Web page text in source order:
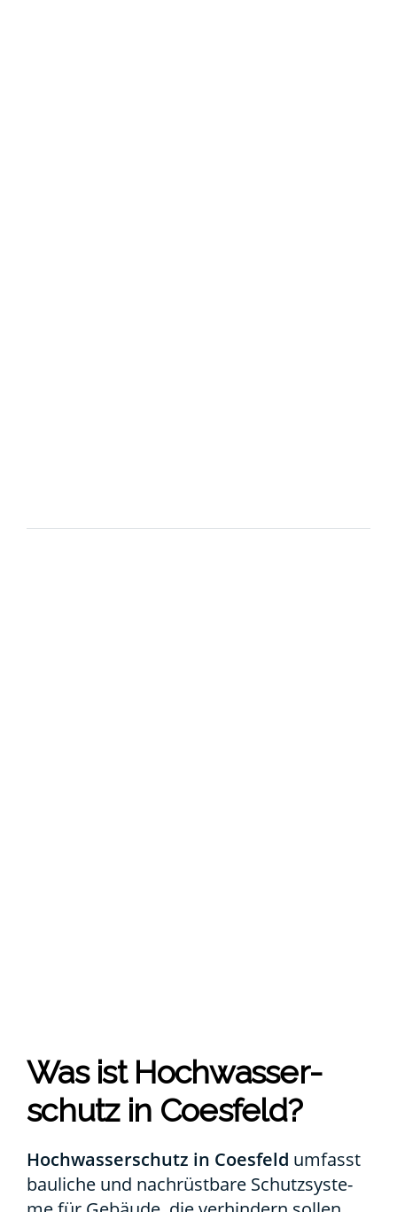
Was ist Hoch­was­ser­
schutz in Coes­feld?
Hoch­was­ser­schutz in Coes­feld umfasst
bau­li­che und nach­rüst­ba­re Schutz­sys­te­